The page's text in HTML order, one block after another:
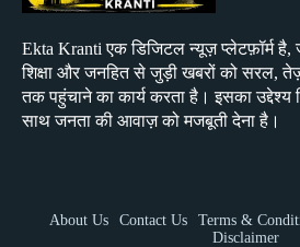
Ekta Kranti एक डिजिटल न्यूज़ प्लेटफ़ॉर्म है,
शिक्षा और जनहित से जुड़ी खबरों को सरल,
तक पहुंचाने का कार्य करता है। इसका उद्देश्य
साथ जनता की आवाज़ को मजबूती देना है।
About Us Contact Us Terms &
Disclaimer